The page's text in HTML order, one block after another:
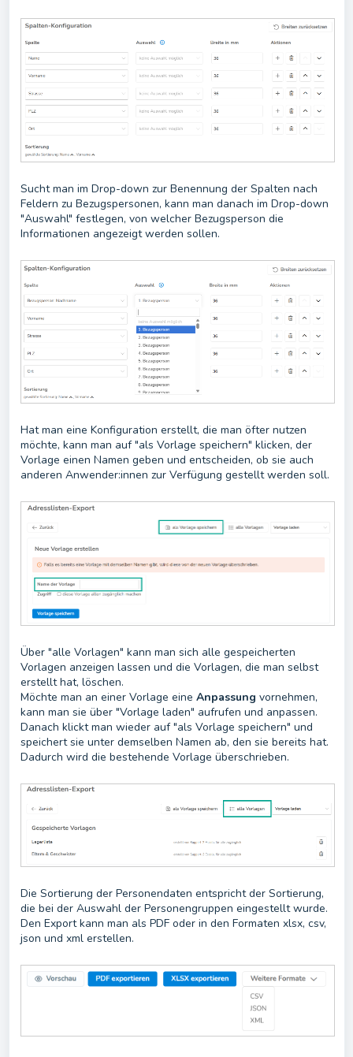
Sucht man im Drop-down zur Benennung der Spalten nach
Feldern zu Bezugspersonen, kann man danach im Drop-down
"Auswahl" festlegen, von welcher Bezugsperson die
Informationen angezeigt werden sollen.
Hat man eine Konfiguration erstellt, die man öfter nutzen
möchte, kann man auf "als Vorlage speichern" klicken, der
Vorlage einen Namen geben und entscheiden, ob sie auch
anderen Anwender:innen zur Verfügung gestellt werden soll.
Über "alle Vorlagen" kann man sich alle gespeicherten
Vorlagen anzeigen lassen und die Vorlagen, die man selbst
erstellt hat, löschen.
Möchte man an einer Vorlage eine Anpassung vornehmen,
kann man sie über "Vorlage laden" aufrufen und anpassen.
Danach klickt man wieder auf "als Vorlage speichern" und
speichert sie unter demselben Namen ab, den sie bereits hat.
Dadurch wird die bestehende Vorlage überschrieben.
Die Sortierung der Personendaten entspricht der Sortierung,
die bei der Auswahl der Personengruppen eingestellt wurde.
Den Export kann man als PDF oder in den Formaten xlsx, csv,
json und xml erstellen.